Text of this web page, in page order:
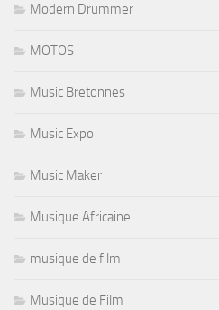
Modern Drummer
MOTOS
Music Bretonnes
Music Expo
Music Maker
Musique Africaine
musique de film
Musique de Film